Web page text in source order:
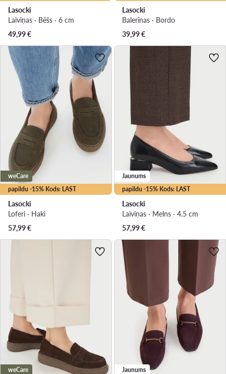
Lasocki
Laiviņas · Bēšs · 6 cm
49,99€
Lasocki
Balerīnas · Bordo
39,99€
papildu -15% Kods: LAST
weCare
Lasocki
Loferi · Haki
57,99€
papildu -15% Kods: LAST
Jaunums
Lasocki
Laiviņas · Melns · 4.5 cm
57,99€
weCare Jaunums